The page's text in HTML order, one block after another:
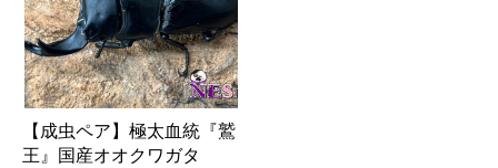
【成虫ペア】極太血統『鷲
王』国産オオクワガタ